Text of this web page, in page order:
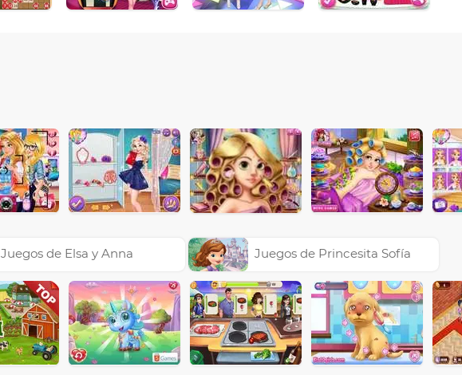
Juegos de Elsa y Anna Juegos de Princesita Sofía